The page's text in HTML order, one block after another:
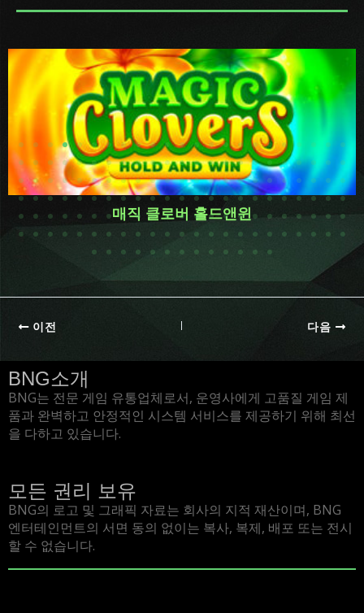
매직 클로버 홀드앤윈
이전 다음
BNG소개
BNG는 전문 게임 유통업체로서, 운영사에게 고품질 게임 제
품과 완벽하고 안정적인 시스템 서비스를 제공하기 위해 최선
을 다하고 있습니다.
모든 권리 보유
BNG의 로고 및 그래픽 자료는 회사의 지적 재산이며, BNG
엔터테인먼트의 서면 동의 없이는 복사, 복제, 배포 또는 전시
할 수 없습니다.